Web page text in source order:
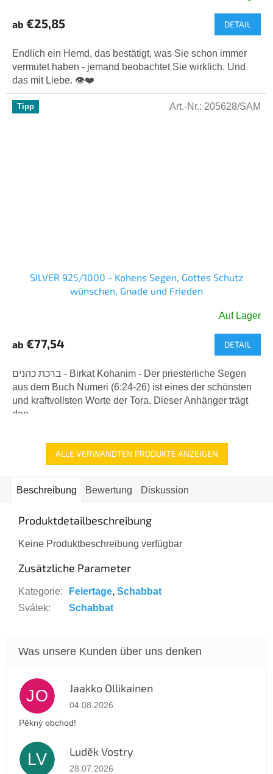
Produktbewertung
5,0
von
5
Sternen.
ab €25,85 DETAIL
Endlich ein Hemd, das bestätigt, was Sie schon immer
vermutet haben - jemand beobachtet Sie wirklich. Und
das mit Liebe. 👁️❤️
Tipp
SILVER 925/1000 - Kohens Segen, Gottes Schutz
wünschen, Gnade und Frieden
Produktbewertung
5,0
von
5
Sternen.
Auf Lager
ab €77,54 DETAIL
ברכת כהנים - Birkat Kohanim - Der priesterliche Segen
aus dem Buch Numeri (6:24-26) ist eines der schönsten
und kraftvollsten Worte der Tora. Dieser Anhänger trägt
den...
Art.-Nr.: 205628/SAM
ALLE VERWANDTEN PRODUKTE ANZEIGEN
Beschreibung Bewertung Diskussion
Produktdetailbeschreibung
Keine Produktbeschreibung verfügbar
Zusätzliche Parameter
Kategorie: Feiertage, Schabbat
Svátek: Schabbat
JO Jaakko Ollikainen
Die Shop-Bewertung beträgt 5 von 5 Sternen.
04.08.2026
Pěkný obchod!
LV Luděk Vostry
Die Shop-Bewertung beträgt 5 von 5 Sternen.
28.07.2026